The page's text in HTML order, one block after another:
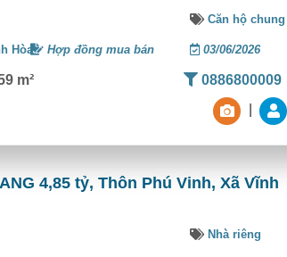
Căn hộ
Hòa Hợp đồng mua bán 03/06/2026
m² 0886800009
4,85 tỷ, Thôn Phú Vinh, Xã Vĩnh
Nhà riêng